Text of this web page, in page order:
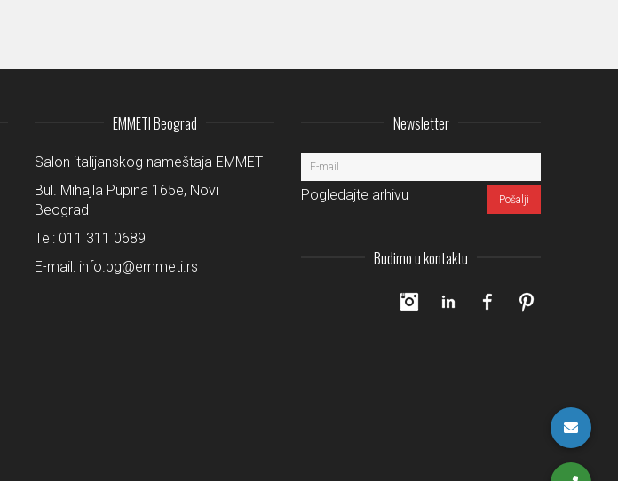
EMMETI Beograd
Salon italijanskog nameštaja EMMETI
Bul. Mihajla Pupina 165e, Novi
Beograd
Tel: 011 311 0689
E-mail: info.bg@emmeti.rs
Newsletter
Pogledajte arhivu
Budimo u kontaktu
InstagramLinkedIn Facebook